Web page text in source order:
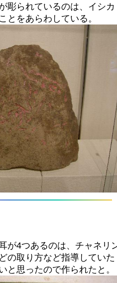
彫られているのは、イシカ
とをあらわしている。
が4つあるのは、チャネリ
の取り方など指導していた
と思ったので作られたと。